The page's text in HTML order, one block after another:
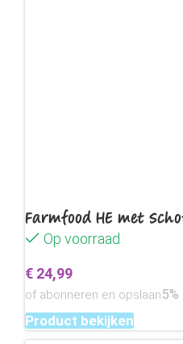
Farmfood HE met
Op voorraad
€ 24,99
of abonneren en opslaan5%
Product bekijken